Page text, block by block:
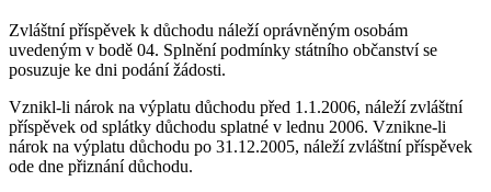
Zvláštní příspěvek k důchodu náleží oprávněným osobám
uvedeným v bodě 04. Splnění podmínky státního občanství se
posuzuje ke dni podání žádosti.
Vznikl-li nárok na výplatu důchodu před 1.1.2006, náleží zvláštní
příspěvek od splátky důchodu splatné v lednu 2006. Vznikne-li
nárok na výplatu důchodu po 31.12.2005, náleží zvláštní příspěvek
ode dne přiznání důchodu.